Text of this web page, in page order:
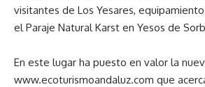
visitantes de Los Yesares,
el Paraje Natural Karst en Yesos de
En este lugar ha puesto en valor la
www.ecoturismoandaluz.com que